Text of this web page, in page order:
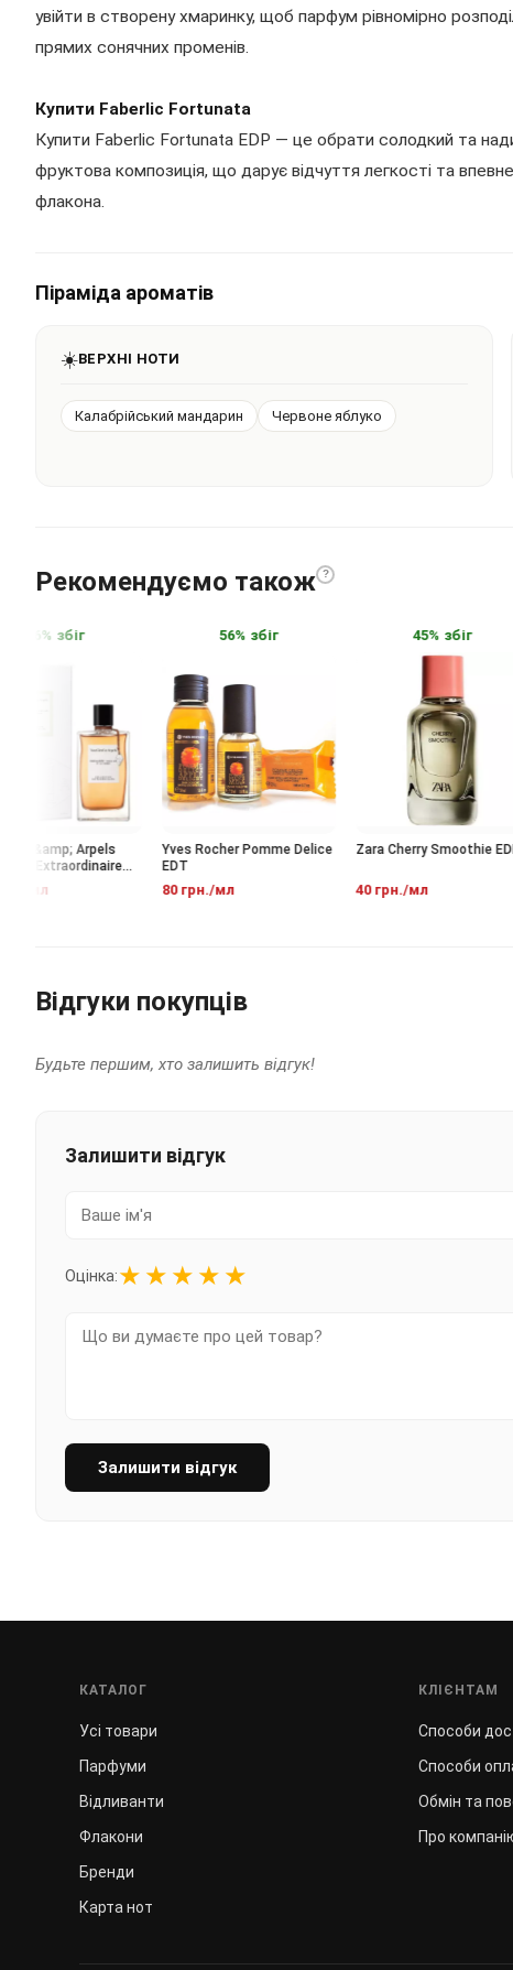
увійти в створену хмаринку, щоб парфум рівномірно
прямих сонячних променів.
Купити Faberlic Fortunata
Купити Faberlic Fortunata EDP — це обрати солодкий та
фруктова композиція, що дарує відчуття легкості та
флакона.
Піраміда ароматів
☀️ВЕРХНІ НОТИ
Калабрійський мандарин Червоне яблуко
Рекомендуємо також ?
56% збіг
&amp; Arpels
Extraordinaire
56% збіг
Yves Rocher Pomme Delice
EDT
80 грн./мл
45% збіг
Zara Cherry Smoothie EDP
40 грн./мл
Відгуки покупців
Будьте першим, хто залишить відгук!
Залишити відгук
Оцінка:★ ★ ★ ★ ★
Залишити відгук
КАТАЛОГ
Усі товари
Парфуми
Відливанти
Флакони
Бренди
Карта нот
КЛІЄНТАМ
Способи
Способи
Обмін та
Про